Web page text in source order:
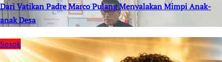
Dari Vatikan Padre Marco Pulang Menyalakan Mimpi Anak-
anak Desa
Sosok